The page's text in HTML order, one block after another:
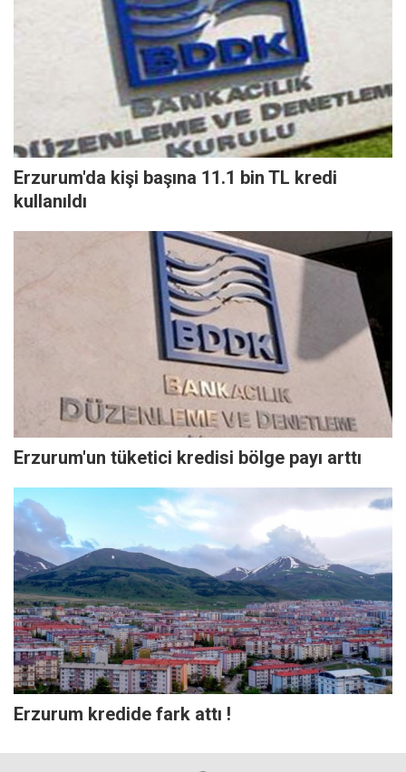
Erzurum'da kişi başına 11.1 bin TL kredi
kullanıldı
Erzurum'un tüketici kredisi bölge payı arttı
Erzurum kredide fark attı !